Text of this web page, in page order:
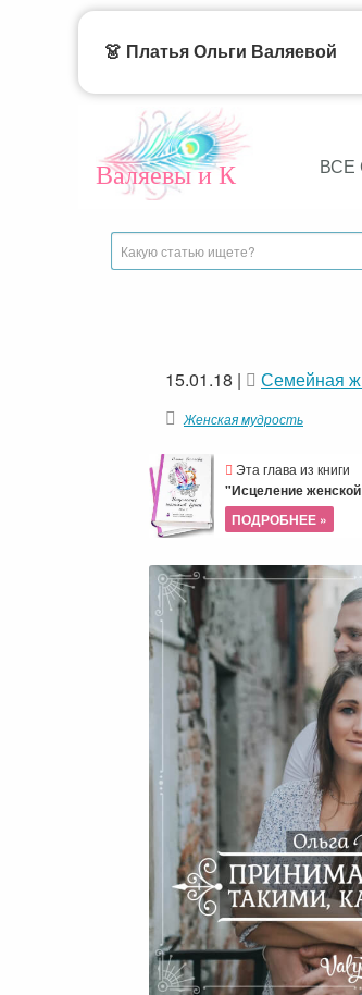
Валяевы и К ВСЕ
15.01.18 | Семейная
Женская мудрость
Эта глава из книги
"Исцеление
ПОДРОБНЕЕ »
👗 Платья Ольги Валяевой